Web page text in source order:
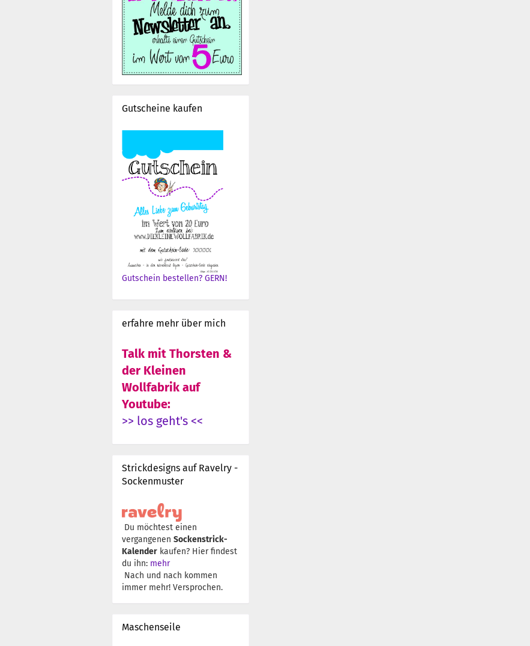
Gutscheine kaufen
Gutschein bestellen? GERN!
erfahre mehr über mich
Talk mit Thorsten &
der Kleinen
Wollfabrik auf
Youtube:
>> los geht's <<
Strickdesigns auf Ravelry -
Sockenmuster
Du möchtest einen
vergangenen Sockenstrick-
Kalender kaufen? Hier findest
du ihn: mehr
Nach und nach kommen
immer mehr! Versprochen.
Maschenseile